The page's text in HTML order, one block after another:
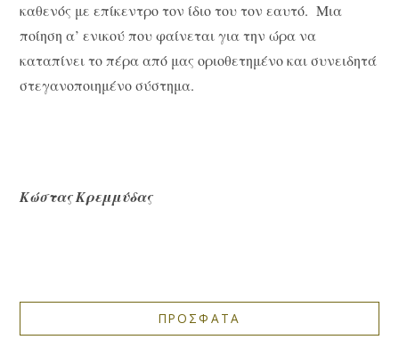
καθενός με επίκεντρο τον ίδιο του τον εαυτό. Μια
ποίηση α’ ενικού που φαίνεται για την ώρα να
καταπίνει το πέρα από μας οριοθετημένο και συνειδητά
στεγανοποιημένο σύστημα.
Κώστας Κρεμμύδας
ΠΡΟΣΦΑΤΑ